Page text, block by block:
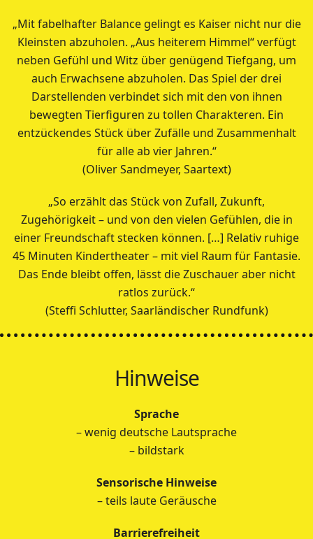
„Mit fabelhafter Balance gelingt es Kaiser nicht nur die
Kleinsten abzuholen. „Aus heiterem Himmel“ verfügt
neben Gefühl und Witz über genügend Tiefgang, um
auch Erwachsene abzuholen. Das Spiel der drei
Darstellenden verbindet sich mit den von ihnen
bewegten Tierfiguren zu tollen Charakteren. Ein
entzückendes Stück über Zufälle und Zusammenhalt
für alle ab vier Jahren.“
(Oliver Sandmeyer, Saartext)
„So erzählt das Stück von Zufall, Zukunft,
Zugehörigkeit – und von den vielen Gefühlen, die in
einer Freundschaft stecken können. […] Relativ ruhige
45 Minuten Kindertheater – mit viel Raum für Fantasie.
Das Ende bleibt offen, lässt die Zuschauer aber nicht
ratlos zurück.“
(Steffi Schlutter, Saarländischer Rundfunk)
Hinweise
Sprache
– wenig deutsche Lautsprache
– bildstark
Sensorische Hinweise
– teils laute Geräusche
Barrierefreiheit